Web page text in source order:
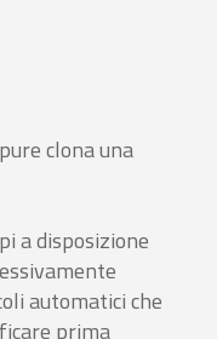
clona una
a disposizione
automatici che
prima